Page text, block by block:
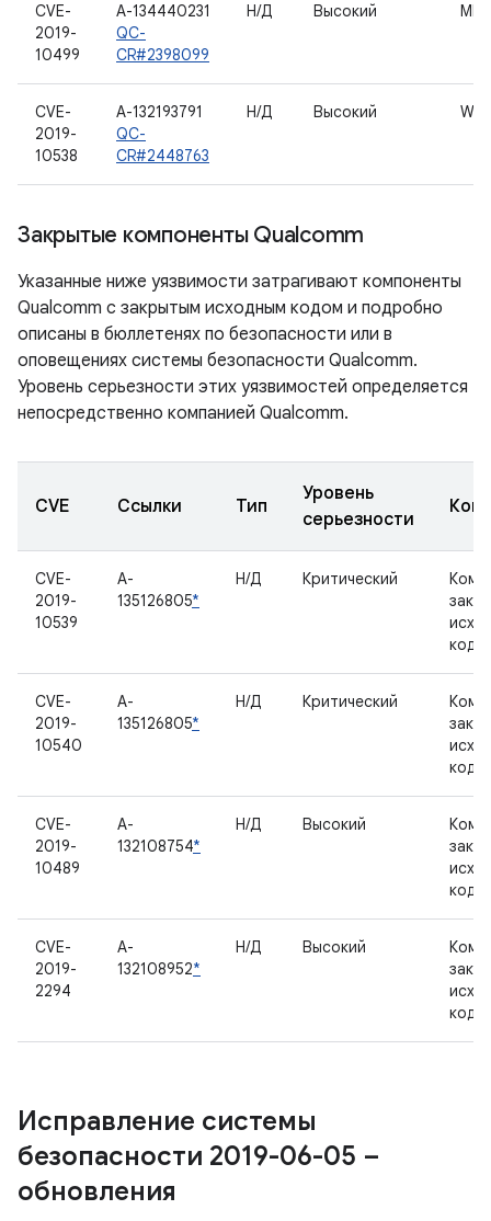
CVE-
2019-
10499
A-134440231
QC-
CR#2398099
Н/Д Высокий
CVE-
2019-
10538
A-132193791
QC-
CR#2448763
Н/Д Высокий
Закрытые компоненты Qualcomm
Указанные ниже уязвимости затрагивают компоненты
Qualcomm с закрытым исходным кодом и подробно
описаны в бюллетенях по безопасности или в
оповещениях системы безопасности Qualcomm.
Уровень серьезности этих уязвимостей определяется
непосредственно компанией Qualcomm.
CVE Ссылки Тип
Уровень
серьезности
CVE-
2019-
10539
A-
135126805*
Н/Д Критический
CVE-
2019-
10540
A-
135126805*
Н/Д Критический
CVE-
2019-
10489
A-
132108754*
Н/Д Высокий
CVE-
2019-
2294
A-
132108952*
Н/Д Высокий
Исправление системы
безопасности 2019-06-05 –
обновления